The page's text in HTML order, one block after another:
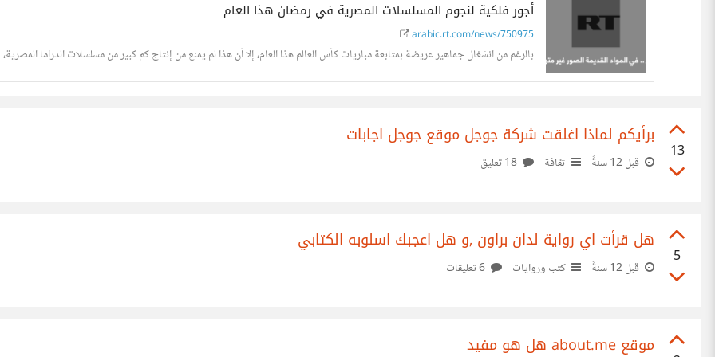
أجور فلكية لنجوم المسلسلات المصرية في رمضان هذا العام
arabic.rt.com/news/750975
بالرغم من انشغال جماهير عريضة بمتابعة مباريات كأس العالم هذا العام، إلا أن هذا لم يمنع من إنتاج كم كبير من مسلسلات الدراما
13
برأيكم لماذا اغلقت شركة جوجل موقع جوجل اجابات
قبل 12 سنةً ثقافة
5
هل قرأت اي رواية لدان براون ,و هل اعجبك اسلوبه الكتابي
قبل 12 سنةً كتب وروايات
موقع about.me هل هو مفيد